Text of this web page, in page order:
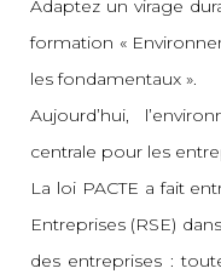
Adaptez un virage
formation «
les fondamentaux ».
Aujourd’hui,
centrale pour les
La loi PACTE a fait
Entreprises (RSE)
des entreprises :